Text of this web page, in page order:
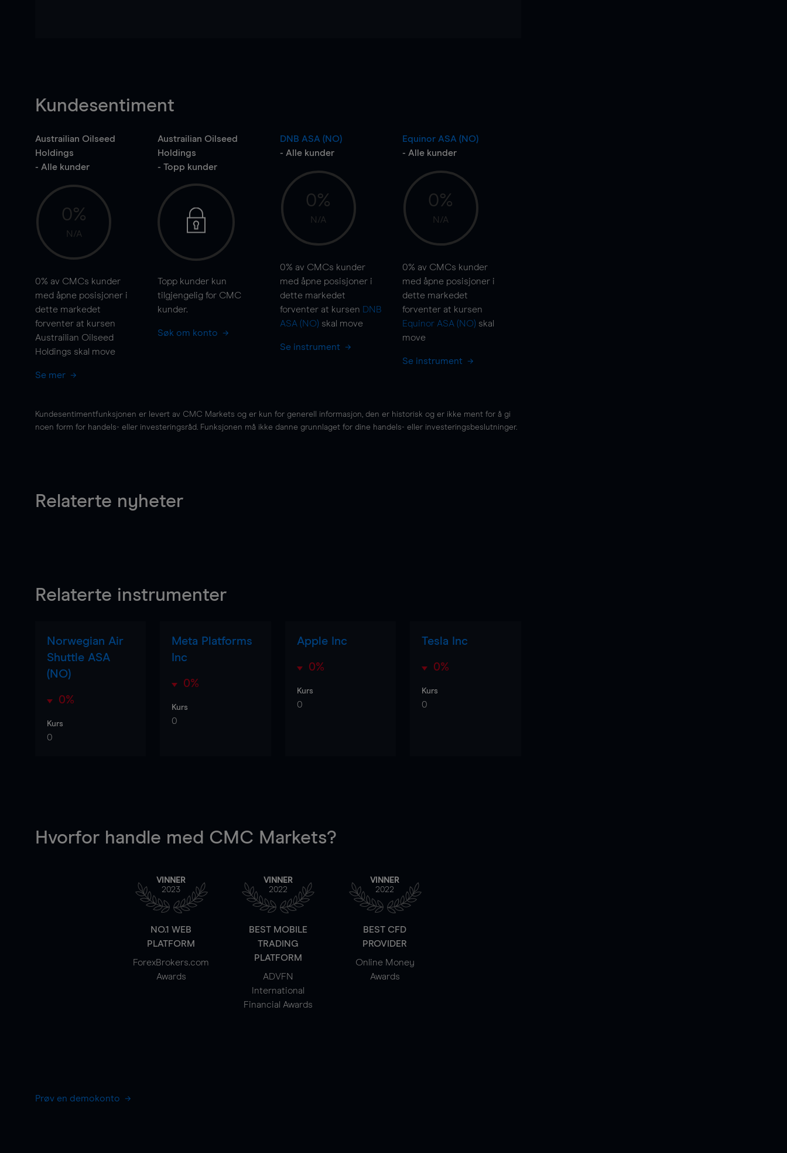
Kundesentiment
Austrailian Oilseed
Holdings
- Alle kunder
0%
N/A
0% av CMCs kunder
med åpne posisjoner i
dette markedet
forventer at kursen
Austrailian Oilseed
Holdings skal move
Se mer
Austrailian Oilseed
Holdings
- Topp kunder
Topp kunder kun
tilgjengelig for CMC
kunder.
Søk om konto
DNB ASA (NO)
- Alle kunder
0%
N/A
0% av CMCs kunder
med åpne posisjoner i
dette markedet
forventer at kursen DNB
ASA (NO) skal move
Se instrument
Equinor ASA (NO)
- Alle kunder
0%
N/A
0% av CMCs kunder
med åpne posisjoner i
dette markedet
forventer at kursen
Equinor ASA (NO) skal
move
Se instrument
Kundesentimentfunksjonen er levert av CMC Markets og er kun for generell informasjon, den er historisk og er ikke ment for å gi
noen form for handels- eller investeringsråd. Funksjonen må ikke danne grunnlaget for dine handels- eller investeringsbeslutninger.
Relaterte nyheter
Relaterte instrumenter
Norwegian Air
Shuttle ASA
(NO)
0%
Kurs
0
Meta Platforms
Inc
0%
Kurs
0
Apple Inc
0%
Kurs
0
Tesla Inc
0%
Kurs
0
Hvorfor handle med CMC Markets?
VINNER
2023
NO.1 WEB
PLATFORM
ForexBrokers.com
Awards
VINNER
2022
BEST MOBILE
TRADING
PLATFORM
ADVFN
International
Financial Awards
VINNER
2022
BEST CFD
PROVIDER
Online Money
Awards
Prøv en demokonto